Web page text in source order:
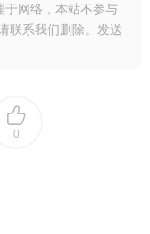
于网络，本站不参与
联系我们删除。发送
0